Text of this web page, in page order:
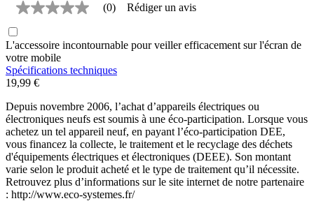
Aucune
de
notation
Lien
sur
la
même
page.
(0) Rédiger un avis
L'accessoire incontournable pour veiller efficacement sur l'écran de
votre mobile
Spécifications techniques
19,99 €
Depuis novembre 2006, l’achat d’appareils électriques ou
électroniques neufs est soumis à une éco-participation. Lorsque vous
achetez un tel appareil neuf, en payant l’éco-participation DEE,
vous financez la collecte, le traitement et le recyclage des déchets
d'équipements électriques et électroniques (DEEE). Son montant
varie selon le produit acheté et le type de traitement qu’il nécessite.
Retrouvez plus d’informations sur le site internet de notre partenaire
: http://www.eco-systemes.fr/